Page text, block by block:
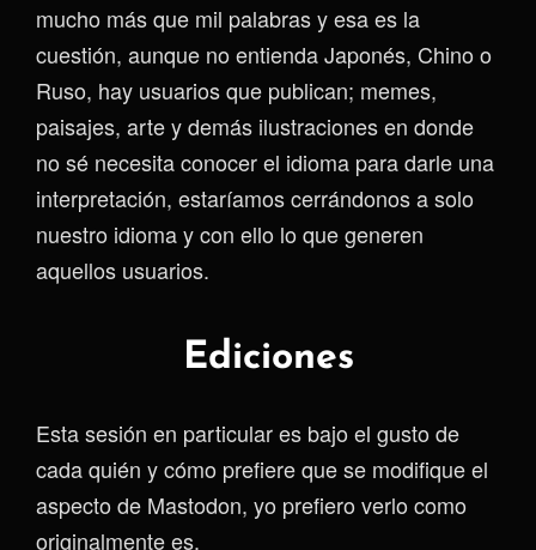
mucho más que mil palabras y esa es la
cuestión, aunque no entienda Japonés, Chino o
Ruso, hay usuarios que publican; memes,
paisajes, arte y demás ilustraciones en donde
no sé necesita conocer el idioma para darle una
interpretación, estaríamos cerrándonos a solo
nuestro idioma y con ello lo que generen
aquellos usuarios.
Ediciones
Esta sesión en particular es bajo el gusto de
cada quién y cómo prefiere que se modifique el
aspecto de Mastodon, yo prefiero verlo como
originalmente es.